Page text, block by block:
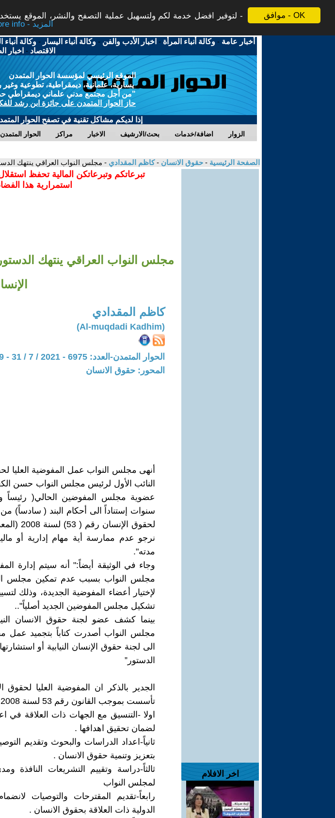
موافق - OK
لتوفير افضل خدمة لكم ولتسهيل عملية التصفح والنشر، الموقع
More info - المزيد
أخبار عامة -وكالة أنباء المرأة - اخبار الأدب والفن -وكالة أنباء اليسار -وكالة أنباء
الاقتصاد - اخبار
الموقع الرئيسي لمؤسسة الحوار المتمدن
يسارية، علمانية، ديمقراطية، تطوعية وغير
"من أجل مجتمع مدني علماني ديمقراطي
حاز الحوار المتمدن على جائزة ابن رشد
إذا لديكم مشاكل تقنية في تصفح الحوار
الحوار المتمدن مراكز الاخبار بحث/الارشيف اضافة/خدمات الزوار
الصفحة الرئيسية - حقوق الانسان -كاظم المقدادي - مجلس النواب العراقي ينتهك
اخر الافلام
تبرعاتكم وتبرعاتكن المالية تحفظ
استمرارية هذا
مجلس النواب العراقي ينتهك
كاظم المقدادي
(Al-muqdadi Kadhim)
الحوار المتمدن-العدد: 6975 - 2021 / 7 / 31 - 12:29
المحور: حقوق الانسان
أنهى مجلس النواب عمل المفوضية العليا
النائب الأول لرئيس مجلس النواب حسن
نرجو عدم ممارسة أية مهام إدارية أو
مدته".
وجاء في الوثيقة أيضاً:" أنه سيتم إدارة
مجلس النواب بسبب عدم تمكين مجلس
لإختيار أعضاء المفوضية الجديدة، وذلك
تشكيل مجلس المفوضين الجديد أصلياً"..
بينما كشف عضو لجنة حقوق الانسان
مجلس النواب أصدرت كتاباً بتجميد عمل
الى لجنة حقوق الإنسان النيابية أو
الدستور”
الجدير بالذكر ان المفوضية العليا
تأسست بموجب القانون رقم 53 لسنة 2008 .وتتولى المهام التالية :
اولا -التنسيق مع الجهات ذات العلاقة في
لضمان تحقيق اهدافها .
ثانياً-اعداد الدراسات والبحوث وتقديم
بتعزيز وتنمية حقوق الانسان .
ثالثاً-دراسة وتقييم التشريعات النافذة
لمجلس النواب
رابعاً-تقديم المقترحات والتوصيات
الدولية ذات العلاقة بحقوق الانسان .